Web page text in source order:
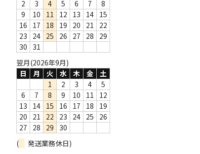
2
3 4 5 6 7
8
9
10 11 12 13 14 15
16
17 18 19 20 21
22
23
24 25 26 27 28
29
30
31
翌月(2026年9月)
日
月 火 水 木 金
土
1
2 3 4
5
6
7 8 9 10 11
12
13
14 15 16 17 18
19
20
21 22 23 24 25
26
27
28 29
30
(
発送業務休日)